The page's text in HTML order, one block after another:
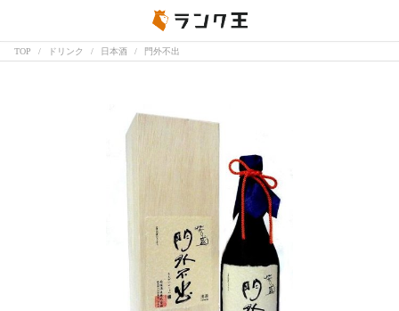
TOP ドリンク 日本酒 門外不出